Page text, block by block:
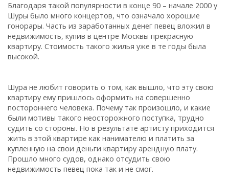
Благодаря такой популярности в конце 90 – начале 2000 у
Шуры было много концертов, что означало хорошие
гонорары. Часть из заработанных денег певец вложил в
недвижимость, купив в центре Москвы прекрасную
квартиру. Стоимость такого жилья уже в те годы была
высокой.
Шура не любит говорить о том, как вышло, что эту свою
квартиру ему пришлось оформить на совершенно
постороннего человека. Почему так произошло, и какие
были мотивы такого неосторожного поступка, трудно
судить со стороны. Но в результате артисту приходится
жить в этой квартире как нанимателю и платить за
купленную на свои деньги квартиру арендную плату.
Прошло много судов, однако отсудить свою
недвижимость певец пока так и не смог.